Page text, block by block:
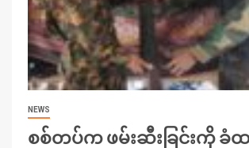
NEWS
စစ်တပ်က ဖမ်းဆီးခြင်းကို ခံ